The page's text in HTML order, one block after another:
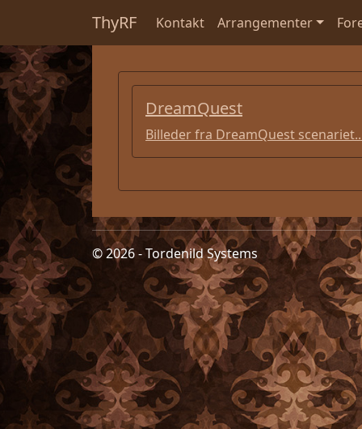
ThyRF Kontakt Arrangementer
DreamQuest
Billeder fra DreamQuest
© 2026 - Tordenild Systems